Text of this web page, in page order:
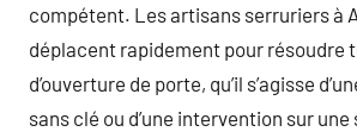
compétent. Les artisans serruriers à
déplacent rapidement pour résoudre
d’ouverture de porte, qu’il s’agisse
sans clé ou d’une intervention sur